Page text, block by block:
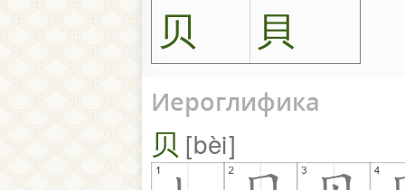
贝 貝
Иероглифика
贝 bèi